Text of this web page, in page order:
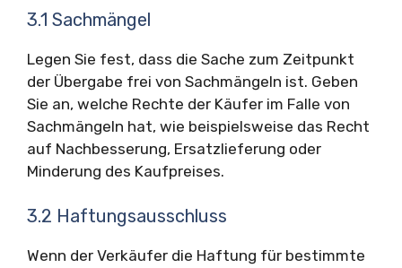
3.1 Sachmängel
Legen Sie fest, dass die Sache zum Zeitpunkt
der Übergabe frei von Sachmängeln ist. Geben
Sie an, welche Rechte der Käufer im Falle von
Sachmängeln hat, wie beispielsweise das Recht
auf Nachbesserung, Ersatzlieferung oder
Minderung des Kaufpreises.
3.2 Haftungsausschluss
Wenn der Verkäufer die Haftung für bestimmte